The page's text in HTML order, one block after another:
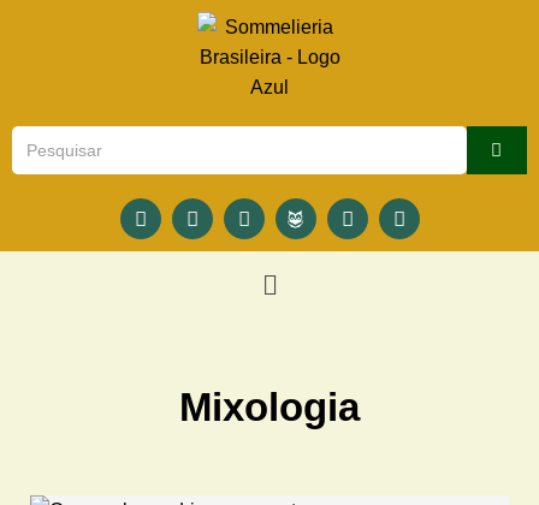
Mixologia